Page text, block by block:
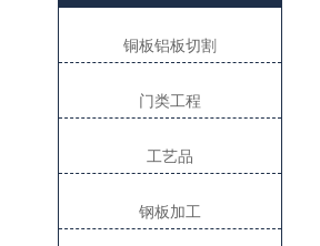
铜板铝板切割
门类工程
工艺品
钢板加工